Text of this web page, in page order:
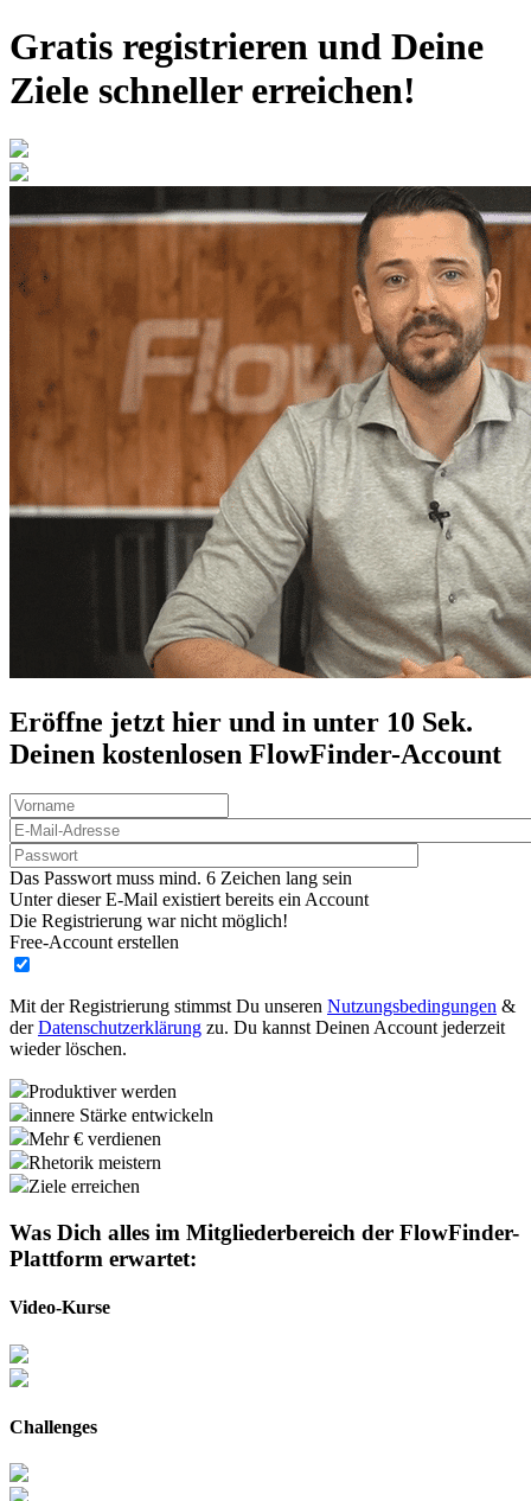
Gratis registrieren und Deine
Ziele schneller erreichen!
Eröffne jetzt hier und in unter 10 Sek.
Deinen kostenlosen FlowFinder-Account
Das Passwort muss mind. 6 Zeichen lang sein
Unter dieser E-Mail existiert bereits ein Account
Die Registrierung war nicht möglich!
Free-Account erstellen
Mit der Registrierung stimmst Du unseren Nutzungsbedingungen &
derDatenschutzerklärung zu. Du kannst Deinen Account jederzeit
wieder löschen.
Produktiver werden
innere Stärke entwickeln
Mehr € verdienen
Rhetorik meistern
Ziele erreichen
Was Dich alles im Mitgliederbereich der FlowFinder-
Plattform erwartet:
Video-Kurse
Challenges